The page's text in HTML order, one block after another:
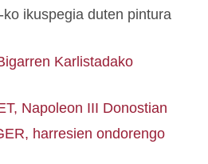
ko ikuspegia duten pintura
Karlistadako
Napoleon III Donostian
harresien ondorengo